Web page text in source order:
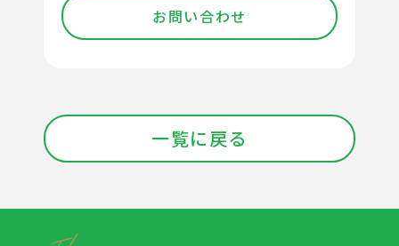
お問い合わせ
一覧に戻る